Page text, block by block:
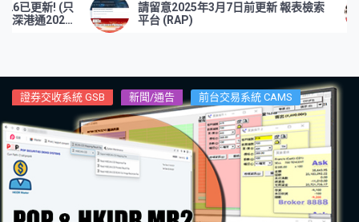
請留意2025年3月7日前更新 報表檢索
平台 (RAP)
於
資
證券交收系統 GSB 新聞/通告 前台交易系統 CAMS